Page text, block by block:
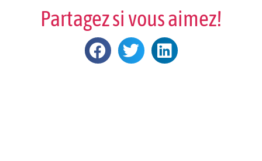
Partagez si vous aimez!